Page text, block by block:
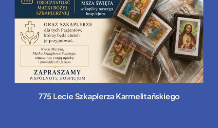
775 Lecie Szkaplerza Karmelitańskiego